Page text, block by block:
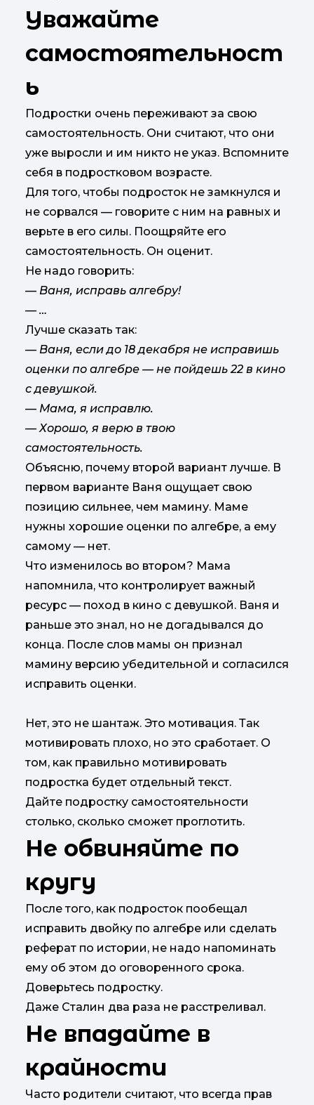
Уважайте
самостоятельност
ь
Подростки очень переживают за свою
самостоятельность. Они считают, что они
уже выросли и им никто не указ. Вспомните
себя в подростковом возрасте.
Для того, чтобы подросток не замкнулся и
не сорвался — говорите с ним на равных и
верьте в его силы. Поощряйте его
самостоятельность. Он оценит.
Не надо говорить:
— Ваня, исправь алгебру!
— …
Лучше сказать так:
— Ваня, если до 18 декабря не исправишь
оценки по алгебре — не пойдешь 22 в кино
с девушкой.
— Мама, я исправлю.
— Хорошо, я верю в твою
самостоятельность.
Объясню, почему второй вариант лучше. В
первом варианте Ваня ощущает свою
позицию сильнее, чем мамину. Маме
нужны хорошие оценки по алгебре, а ему
самому — нет.
Что изменилось во втором? Мама
напомнила, что контролирует важный
ресурс — поход в кино с девушкой. Ваня и
раньше это знал, но не догадывался до
конца. После слов мамы он признал
мамину версию убедительной и согласился
исправить оценки.
Нет, это не шантаж. Это мотивация. Так
мотивировать плохо, но это сработает. О
том, как правильно мотивировать
подростка будет отдельный текст.
Дайте подростку самостоятельности
столько, сколько сможет проглотить.
Не обвиняйте по
кругу
После того, как подросток пообещал
исправить двойку по алгебре или сделать
реферат по истории, не надо напоминать
ему об этом до оговоренного срока.
Доверьтесь подростку.
Даже Сталин два раза не расстреливал.
Не впадайте в
крайности
Часто родители считают, что всегда прав